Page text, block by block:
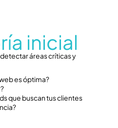
inicial
áreas críticas y
es óptima?
que buscan tus clientes